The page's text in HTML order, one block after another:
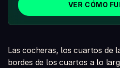
VER CÓMO
Las cocheras, los cuartos de
bordes de los cuartos a lo